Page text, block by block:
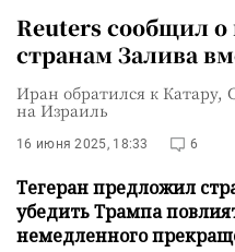
Reuters сообщил о
странам Залива
Иран обратился к
на Израиль
16 июня 2025, 18:33 6
Тегеран предложил
убедить Трампа
немедленного